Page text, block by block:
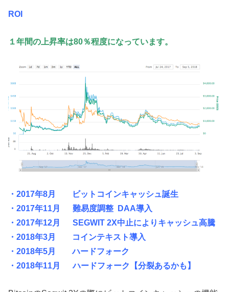
ROI
１年間の上昇率は80％程度になっています。
・2017年8月 ビットコインキャッシュ誕生
・2017年11月 難易度調整 DAA導入
・2017年12月 SEGWIT 2X中止によりキャッシュ高騰
・2018年3月 コインテキスト導入
・2018年5月 ハードフォーク
・2018年11月 ハードフォーク【分裂あるかも】